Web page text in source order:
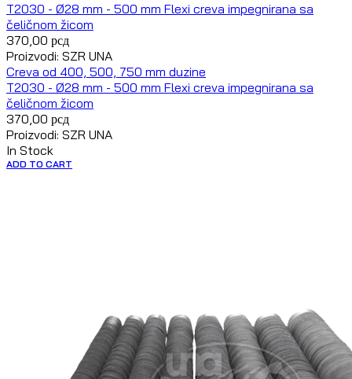
T2030 - Ø28 mm - 500 mm Flexi creva impegnirana sa
čeličnom žicom
370,00 рсд
Proizvodi: SZR UNA
Creva od 400, 500, 750 mm duzine
T2030 - Ø28 mm - 500 mm Flexi creva impegnirana sa
čeličnom žicom
370,00 рсд
Proizvodi: SZR UNA
In Stock
ADD TO CART